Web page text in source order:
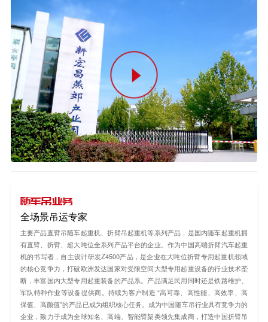
随车吊业务
全场景吊运专家
主要产品直臂吊随车起重机、折臂吊起重机等系列产品，是国内随车起重机拥
有直臂、折臂、超大吨位全系列产品平台的企业。作为中国高端折臂汽车起重
机的书写者，自主设计研发Z4500产品，是企业在大吨位折臂专用起重机领域
的核心竞争力，打破欧洲发达国家对受限空间大型专用起重设备的行业技术垄
断，丰富国内大型专用起重装备的产品系。产品满足民用同时还是铁路维护、
军队特种作业等设备提供商。持续为客户制造 “高可靠、高性能、高效率、高
保值、高颜值”的产品已成为组织核心任务。成为中国随车吊行业具有竞争力的
企业，致力于成为全球知名、高端、智能臂架类领先集成商，打造中国折臂吊